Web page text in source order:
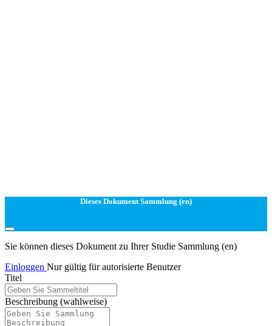
Dieses Dokument Sammlung (en)
Sie können dieses Dokument zu Ihrer Studie Sammlung (en)
Einloggen Nur gültig für autorisierte Benutzer
Titel
Beschreibung (wahlweise)